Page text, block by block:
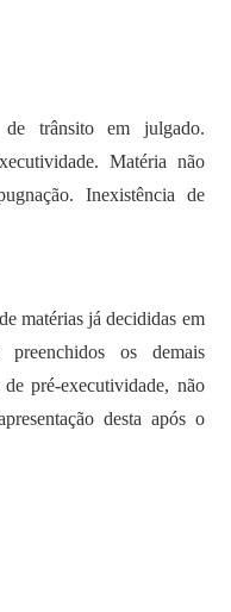
de trânsito em julgado.
Matéria não
Inexistência de
matérias já decididas em
os demais
pré-executividade, não
desta após o